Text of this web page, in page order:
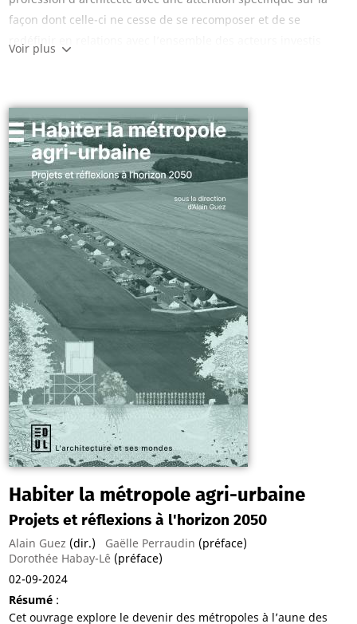
façon dont celle-ci ne cesse de se recomposer et de se
redéfinir en relations avec l’ensemble des acteurs investis
ou plus largement leur positionnement social ou éthique, et
montrent comment la profession s'adapte à un contexte
mouvant. Au-delà des enjeux de la définition de l’identité
professionnelle des architectes aujourd’hui ou par le passé,
l’architecture est abordée comme champ, mais aussi comme
discipline de recherche et d’innovation sur laquelle se fondent
des espoirs pour alimenter les pensées et les actions dans un
monde en profonde transformation environnementale, sociale
et économique. Ainsi, cet ouvrage invite à explorer les pistes
qui s’ouvrent à une profession d’architecte, qui tend à se
(re)positionner à travers la diversité de ses pratiques
contemporaines.
Voir plus
Habiter la métropole agri-urbaine
Projets et réflexions à l'horizon 2050
Alain Guez (dir.) Gaëlle Perraudin (préface)
Dorothée Habay-Lê (préface)
02-09-2024
Résumé:
Cet ouvrage explore le devenir des métropoles à l’aune des